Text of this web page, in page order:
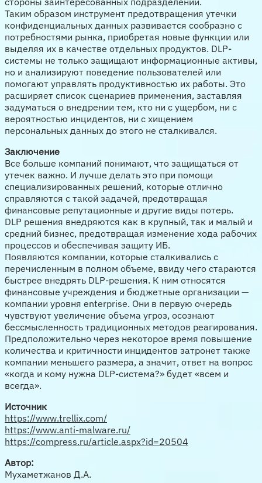
Таким образом инструмент предотвращения утечки
конфиденциальных данных развивается сообразно с
потребностями рынка, приобретая новые функции или
выделяя их в качестве отдельных продуктов. DLP-
системы не только защищают информационные активы,
но и анализируют поведение пользователей или
помогают управлять продуктивностью их работы. Это
расширяет список сценариев применения, заставляя
задуматься о внедрении тем, кто ни с ущербом, ни с
вероятностью инцидентов, ни с хищением
персональных данных до этого не сталкивался.
Заключение
Все больше компаний понимают, что защищаться от
утечек важно. И лучше делать это при помощи
специализированных решений, которые отлично
справляются с такой задачей, предотвращая
финансовые репутационные и другие виды потерь.
DLP решения внедряются как в крупный, так и малый и
средний бизнес, предотвращая изменение хода рабочих
процессов и обеспечивая защиту ИБ.
Появляются компании, которые сталкивались с
перечисленным в полном объеме, ввиду чего стараются
быстрее внедрять DLP-решения. К ним относятся
финансовые учреждения и бюджетные организации —
компании уровня enterprise. Они в первую очередь
чувствуют увеличение объема угроз, осознают
бессмысленность традиционных методов реагирования.
Предположительно через некоторое время повышение
количества и критичности инцидентов затронет также
компании меньшего размера, а значит, ответ на вопрос
«когда и кому нужна DLP-система?» будет «всем и
всегда».
Источник
https://www.trellix.com/
https://www.anti-malware.ru/
https://compress.ru/article.aspx?id=20504
Автор:
Мухаметжанов Д.А.